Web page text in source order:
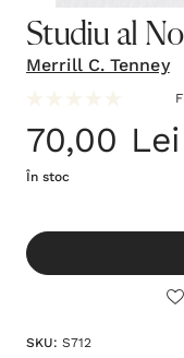
Studiu al
Merrill C. Tenney
70,00 Lei
În stoc
te!
Stocul
SKU: S712